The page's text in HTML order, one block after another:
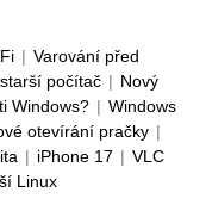
| Varování před
počítač | Nový
Windows? | Windows
otevírání pračky |
| iPhone 17 | VLC
Linux